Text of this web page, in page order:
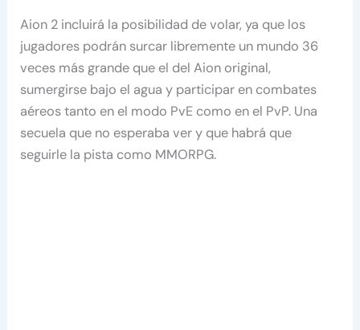
Aion 2 incluirá la posibilidad de volar, ya que los
jugadores podrán surcar libremente un mundo 36
veces más grande que el del Aion original,
sumergirse bajo el agua y participar en combates
aéreos tanto en el modo PvE como en el PvP. Una
secuela que no esperaba ver y que habrá que
seguirle la pista como MMORPG.